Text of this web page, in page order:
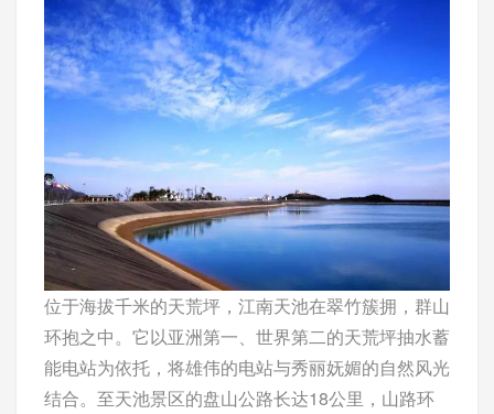
位于海拔千米的天荒坪，江南天池在翠竹簇拥，群山
环抱之中。它以亚洲第一、世界第二的天荒坪抽水蓄
能电站为依托，将雄伟的电站与秀丽妩媚的自然风光
结合。至天池景区的盘山公路长达18公里，山路环